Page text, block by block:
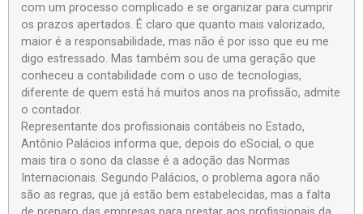
com um processo complicado e se organizar para cumprir
os prazos apertados. É claro que quanto mais valorizado,
maior é a responsabilidade, mas não é por isso que eu me
digo estressado. Mas também sou de uma geração que
conheceu a contabilidade com o uso de tecnologias,
diferente de quem está há muitos anos na profissão, admite
o contador.
Representante dos profissionais contábeis no Estado,
Antônio Palácios informa que, depois do eSocial, o que
mais tira o sono da classe é a adoção das Normas
Internacionais. Segundo Palácios, o problema agora não
são as regras, que já estão bem estabelecidas, mas a falta